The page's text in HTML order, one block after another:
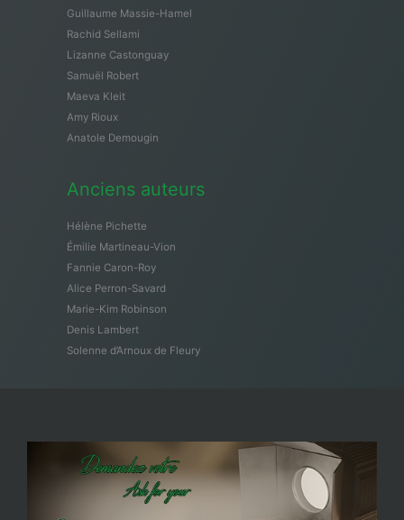
Guillaume Massie-Hamel
Rachid Sellami
Lizanne Castonguay
Samuël Robert
Maeva Kleit
Amy Rioux
Anatole Demougin
Anciens auteurs
Hélène Pichette
Émilie Martineau-Vion
Fannie Caron-Roy
Alice Perron-Savard
Marie-Kim Robinson
Denis Lambert
Solenne d’Arnoux de Fleury